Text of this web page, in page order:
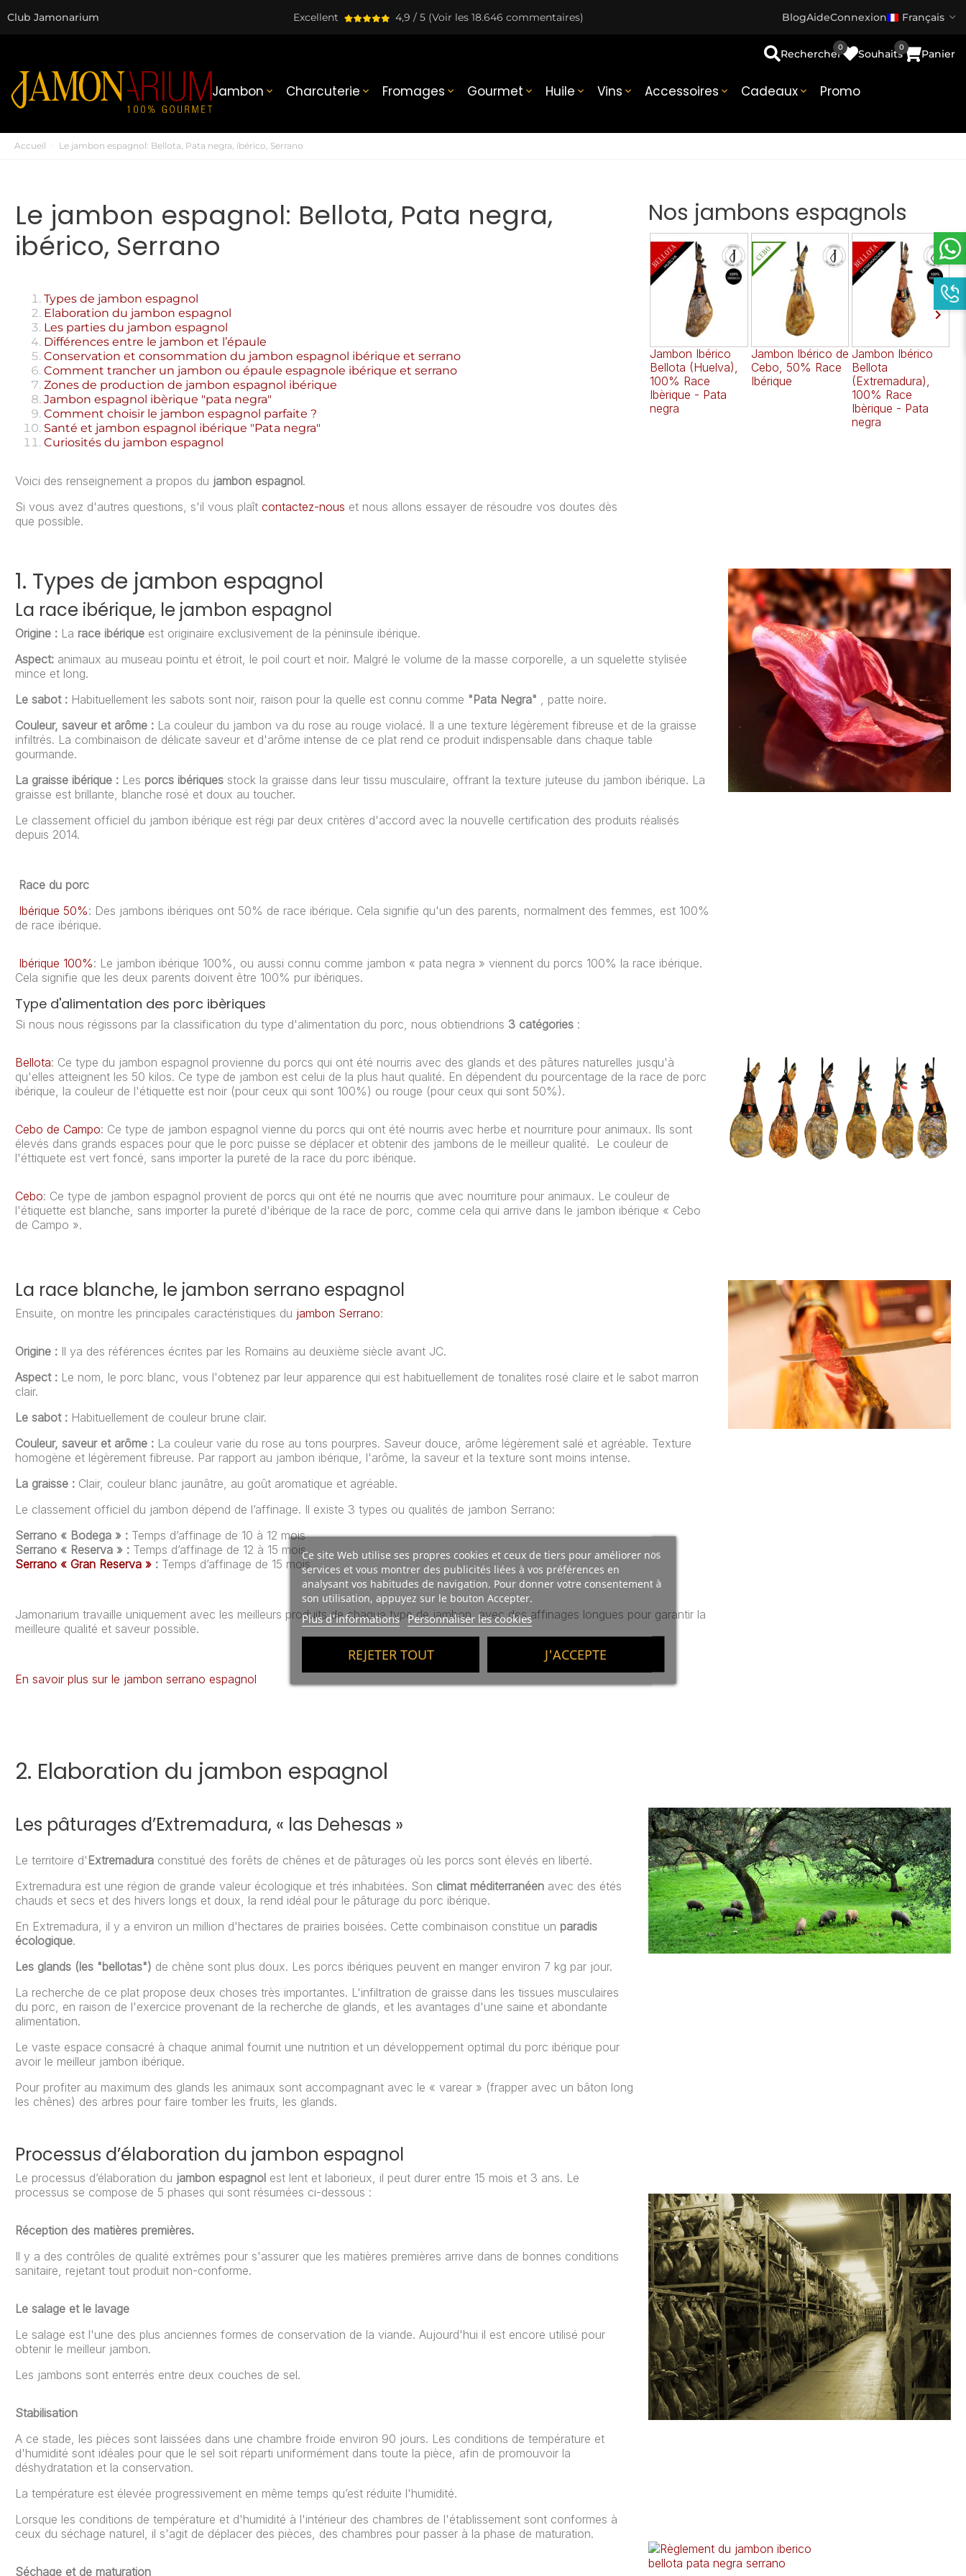
Ce site Web utilise ses propres cookies et ceux de tiers pour améliorer nos
services et vous montrer des publicités liées à vos préférences en
analysant vos habitudes de navigation. Pour donner votre consentement à
son utilisation, appuyez sur le bouton Accepter.
Plus d'informations Personnaliser les cookies
REJETER TOUT J'ACCEPTE
Club Jamonarium Excellent 4,9 / 5 (Voir les 18.646 commentaires) BlogAideConnexion Français
Jambon  Charcuterie  Fromages  Gourmet  Huile  Vins  Accessoires  Cadeaux  Promo
Rechercher Souhaits
0
Panier
0
Accueil Le jambon espagnol: Bellota, Pata negra, ibérico, Serrano
Le jambon espagnol: Bellota, Pata negra,
ibérico, Serrano
Types de jambon espagnol
Elaboration du jambon espagnol
Les parties du jambon espagnol
Différences entre le jambon et l’épaule
Conservation et consommation du jambon espagnol ibérique et serrano
Comment trancher un jambon ou épaule espagnole ibérique et serrano
Zones de production de jambon espagnol ibérique
Jambon espagnol ibèrique "pata negra"
Comment choisir le jambon espagnol parfaite ?
Santé et jambon espagnol ibérique "Pata negra"
Curiosités du jambon espagnol
Voici des renseignement a propos du jambon espagnol.
Si vous avez d'autres questions, s'il vous plaît contactez-nous et nous allons essayer de résoudre vos doutes dès
que possible.
Nos jambons espagnols
Jambon Ibérico
Bellota (Huelva),
100% Race
Ibèrique - Pata
negra
Jambon Ibérico de
Cebo, 50% Race
Ibérique
Jambon Ibérico
Bellota
(Extremadura),
100% Race
Ibèrique - Pata
negra

1. Types de jambon espagnol
La race ibérique, le jambon espagnol
Origine : La race ibérique est originaire exclusivement de la péninsule ibérique.
Aspect: animaux au museau pointu et étroit, le poil court et noir. Malgré le volume de la masse corporelle, a un squelette stylisée
mince et long.
Le sabot : Habituellement les sabots sont noir, raison pour la quelle est connu comme "Pata Negra"
, patte noire.
Couleur, saveur et arôme : La couleur du jambon va du rose au rouge violacé. Il a une texture légèrement fibreuse et de la graisse
infiltrés. La combinaison de délicate saveur et d'arôme intense de ce plat rend ce produit indispensable dans chaque table
gourmande.
La graisse ibérique : Les porcs ibériques stock la graisse dans leur tissu musculaire, offrant la texture juteuse du jambon ibérique. La
graisse est brillante, blanche rosé et doux au toucher.
Le classement officiel du jambon ibérique est régi par deux critères d'accord avec la nouvelle certification des produits réalisés
depuis 2014.
Race du porc
Ibérique 50%: Des jambons ibériques ont 50% de race ibérique. Cela signifie qu'un des parents, normalment des femmes, est 100%
de race ibérique.
Ibérique 100%: Le jambon ibérique 100%, ou aussi connu comme jambon « pata negra » viennent du porcs 100% la race ibérique.
Cela signifie que les deux parents doivent être 100% pur ibériques.
Type d'alimentation des porc ibèriques
Si nous nous régissons par la classification du type d'alimentation du porc, nous obtiendrions 3 catégories :
Bellota: Ce type du jambon espagnol provienne du porcs qui ont été nourris avec des glands et des pâtures naturelles jusqu'à
qu'elles atteignent les 50 kilos. Ce type de jambon est celui de la plus haut qualité. En dépendent du pourcentage de la race de porc
ibérique, la couleur de l'étiquette est noir (pour ceux qui sont 100%) ou rouge (pour ceux qui sont 50%).
Cebo de Campo: Ce type de jambon espagnol vienne du porcs qui ont été nourris avec herbe et nourriture pour animaux. Ils sont
élevés dans grands espaces pour que le porc puisse se déplacer et obtenir des jambons de le meilleur qualité. Le couleur de
l'éttiquete est vert foncé, sans importer la pureté de la race du porc ibérique.
Cebo: Ce type de jambon espagnol provient de porcs qui ont été ne nourris que avec nourriture pour animaux. Le couleur de
l'étiquette est blanche, sans importer la pureté d'ibérique de la race de porc, comme cela qui arrive dans le jambon ibérique « Cebo
de Campo ».
La race blanche, le jambon serrano espagnol
Ensuite, on montre les principales caractéristiques du jambon Serrano:
Origine : Il ya des références écrites par les Romains au deuxième siècle avant JC.
Aspect : Le nom, le porc blanc, vous l'obtenez par leur apparence qui est habituellement de tonalites rosé claire et le sabot marron
clair.
Le sabot : Habituellement de couleur brune clair.
Couleur, saveur et arôme : La couleur varie du rose au tons pourpres. Saveur douce, arôme légèrement salé et agréable. Texture
homogène et légèrement fibreuse. Par rapport au jambon ibérique, l'arôme, la saveur et la texture sont moins intense.
La graisse : Clair, couleur blanc jaunâtre, au goût aromatique et agréable.
Le classement officiel du jambon dépend de l’affinage. Il existe 3 types ou qualités de jambon Serrano:
Serrano « Bodega » : Temps d’affinage de 10 à 12 mois
Serrano « Reserva » : Temps d’affinage de 12 à 15 mois
Serrano « Gran Reserva » : Temps d’affinage de 15 mois
Jamonarium travaille uniquement avec les meilleurs produits de chaque type de jambon, avec des affinages longues pour garantir la
meilleure qualité et saveur possible.
En savoir plus sur le jambon serrano espagnol
2. Elaboration du jambon espagnol
Les pâturages d’Extremadura, « las Dehesas »
Le territoire d' Extremadura constitué des forêts de chênes et de pâturages où les porcs sont élevés en liberté.
Extremadura est une région de grande valeur écologique et trés inhabitées. Son climat méditerranéen avec des étés
chauds et secs et des hivers longs et doux, la rend idéal pour le pâturage du porc ibérique.
En Extremadura, il y a environ un million d'hectares de prairies boisées. Cette combinaison constitue un paradis
écologique.
Les glands (les "bellotas") de chêne sont plus doux. Les porcs ibériques peuvent en manger environ 7 kg par jour.
La recherche de ce plat propose deux choses très importantes. L'infiltration de graisse dans les tissues musculaires
du porc, en raison de l'exercice provenant de la recherche de glands, et les avantages d'une saine et abondante
alimentation.
Le vaste espace consacré à chaque animal fournit une nutrition et un développement optimal du porc ibérique pour
avoir le meilleur jambon ibérique.
Pour profiter au maximum des glands les animaux sont accompagnant avec le « varear » (frapper avec un bâton long
les chênes) des arbres pour faire tomber les fruits, les glands.
Processus d’élaboration du jambon espagnol
Le processus d’élaboration du jambon espagnol est lent et laborieux, il peut durer entre 15 mois et 3 ans. Le
processus se compose de 5 phases qui sont résumées ci-dessous :
Réception des matières premières.
Il y a des contrôles de qualité extrêmes pour s'assurer que les matières premières arrive dans de bonnes conditions
sanitaire, rejetant tout produit non-conforme.
Le salage et le lavage
Le salage est l'une des plus anciennes formes de conservation de la viande. Aujourd'hui il est encore utilisé pour
obtenir le meilleur jambon.
Les jambons sont enterrés entre deux couches de sel.
Stabilisation
A ce stade, les pièces sont laissées dans une chambre froide environ 90 jours. Les conditions de température et
d'humidité sont idéales pour que le sel soit réparti uniformément dans toute la pièce, afin de promouvoir la
déshydratation et la conservation.
La température est élevée progressivement en même temps qu’est réduite l'humidité.
Lorsque les conditions de température et d'humidité à l'intérieur des chambres de l'établissement sont conformes à
ceux du séchage naturel, il s'agit de déplacer des pièces, des chambres pour passer à la phase de maturation.
Séchage et de maturation